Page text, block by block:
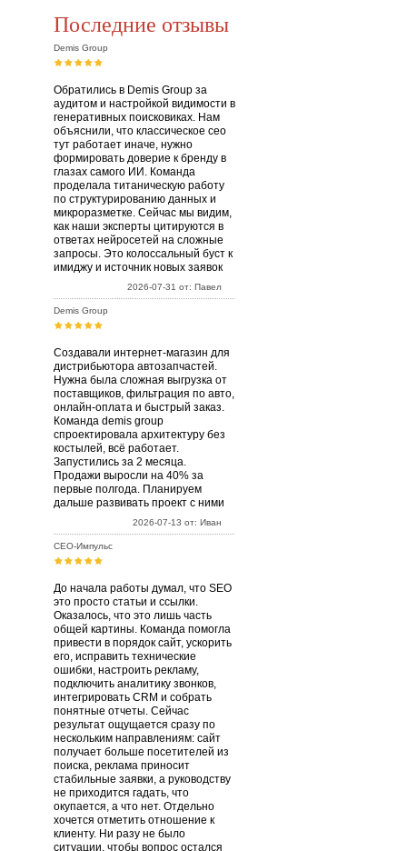
Последние отзывы
Demis Group
Обратились в Demis Group за
аудитом и настройкой видимости в
генеративных поисковиках. Нам
объяснили, что классическое сео
тут работает иначе, нужно
формировать доверие к бренду в
глазах самого ИИ. Команда
проделала титаническую работу
по структурированию данных и
микроразметке. Сейчас мы видим,
как наши эксперты цитируются в
ответах нейросетей на сложные
запросы. Это колоссальный буст к
имиджу и источник новых заявок
2026-07-31 от: Павел
Demis Group
Создавали интернет-магазин для
дистрибьютора автозапчастей.
Нужна была сложная выгрузка от
поставщиков, фильтрация по авто,
онлайн-оплата и быстрый заказ.
Команда demis group
спроектировала архитектуру без
костылей, всё работает.
Запустились за 2 месяца.
Продажи выросли на 40% за
первые полгода. Планируем
дальше развивать проект с ними
2026-07-13 от: Иван
СЕО-Импульс
До начала работы думал, что SEO
это просто статьи и ссылки.
Оказалось, что это лишь часть
общей картины. Команда помогла
привести в порядок сайт, ускорить
его, исправить технические
ошибки, настроить рекламу,
подключить аналитику звонков,
интегрировать CRM и собрать
понятные отчеты. Сейчас
результат ощущается сразу по
нескольким направлениям: сайт
получает больше посетителей из
поиска, реклама приносит
стабильные заявки, а руководству
не приходится гадать, что
окупается, а что нет. Отдельно
хочется отметить отношение к
клиенту. Ни разу не было
ситуации, чтобы вопрос остался